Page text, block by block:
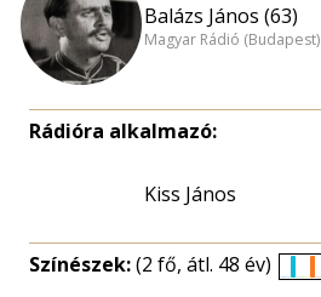
Balázs János (63)
Magyar Rádió (Budapest)
Rádióra alkalmazó:
Kiss János
Színészek:(2 fő, átl. 48 év)